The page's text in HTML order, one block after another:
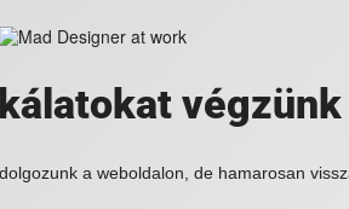
a weboldalon, de hamarosan